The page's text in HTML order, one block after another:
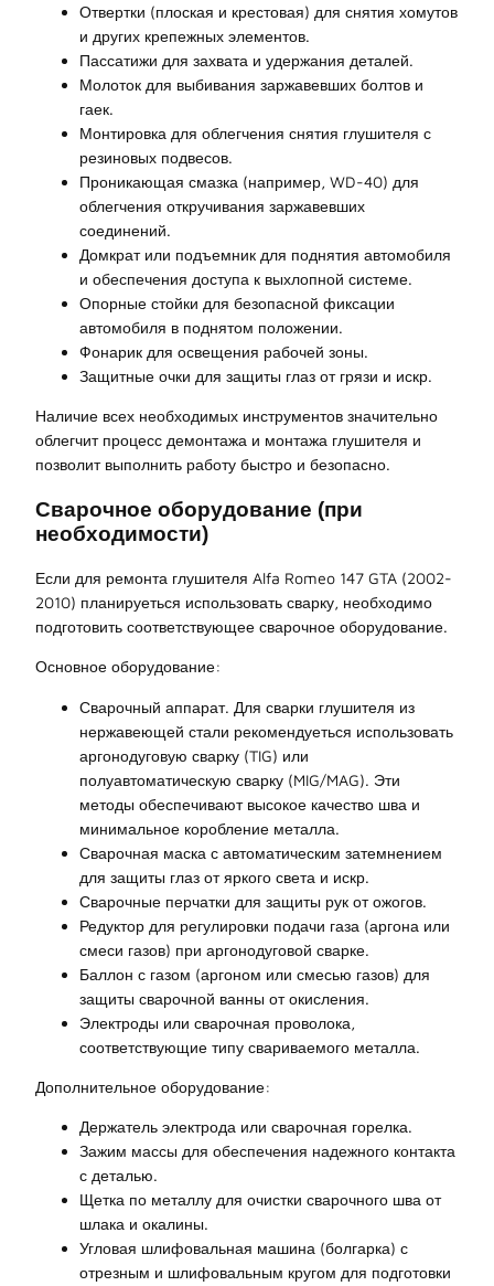
Отвертки (плоская и крестовая) для снятия хомутов
и других крепежных элементов.
Пассатижи для захвата и удержания деталей.
Молоток для выбивания заржавевших болтов и
гаек.
Монтировка для облегчения снятия глушителя с
резиновых подвесов.
Проникающая смазка (например, WD-40) для
облегчения откручивания заржавевших
соединений.
Домкрат или подъемник для поднятия автомобиля
и обеспечения доступа к выхлопной системе.
Опорные стойки для безопасной фиксации
автомобиля в поднятом положении.
Фонарик для освещения рабочей зоны.
Защитные очки для защиты глаз от грязи и искр.
Наличие всех необходимых инструментов значительно
облегчит процесс демонтажа и монтажа глушителя и
позволит выполнить работу быстро и безопасно.
Сварочное оборудование (при
необходимости)
Если для ремонта глушителя Alfa Romeo 147 GTA (2002-
2010) планируеться использовать сварку, необходимо
подготовить соответствующее сварочное оборудование.
Основное оборудование:
Сварочный аппарат. Для сварки глушителя из
нержавеющей стали рекомендуеться использовать
аргонодуговую сварку (TIG) или
полуавтоматическую сварку (MIG/MAG). Эти
методы обеспечивают высокое качество шва и
минимальное коробление металла.
Сварочная маска с автоматическим затемнением
для защиты глаз от яркого света и искр.
Сварочные перчатки для защиты рук от ожогов.
Редуктор для регулировки подачи газа (аргона или
смеси газов) при аргонодуговой сварке.
Баллон с газом (аргоном или смесью газов) для
защиты сварочной ванны от окисления.
Электроды или сварочная проволока,
соответствующие типу свариваемого металла.
Дополнительное оборудование:
Держатель электрода или сварочная горелка.
Зажим массы для обеспечения надежного контакта
с деталью.
Щетка по металлу для очистки сварочного шва от
шлака и окалины.
Угловая шлифовальная машина (болгарка) с
отрезным и шлифовальным кругом для подготовки